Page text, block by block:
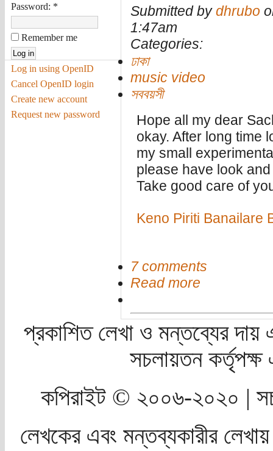
Password: *
Remember me
Log in using OpenID
Cancel OpenID login
Create new account
Request new password
Submitted by dhrubo
1:47am
Categories:
ঢাকা
music video
সববয়সী
Hope all my dear
okay. After long time
my small
please have look
Take good care of
Keno Piriti Banailare
7 comments
Read more
প্রকাশিত লেখা ও মন্তব্যের দায়
সচলায়তন
কপিরাইট © ২০০৬-২০২০ |
লেখকের এবং মন্তব্যকারীর